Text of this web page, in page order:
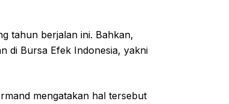
tahun berjalan ini. Bahkan,
di Bursa Efek Indonesia, yakni
mengatakan hal tersebut